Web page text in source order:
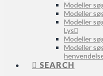
Modeller
Modeller
Modeller
Lys
Modeller
Modeller
SEARCH